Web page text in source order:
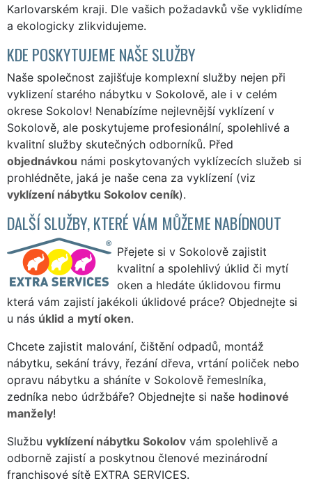
Karlovarském kraji. Dle vašich požadavků vše vyklidíme
a ekologicky zlikvidujeme.
KDE POSKYTUJEME NAŠE SLUŽBY
Naše společnost zajišťuje komplexní služby nejen při
vyklizení starého nábytku v Sokolově, ale i v celém
okrese Sokolov! Nenabízíme nejlevnější vyklízení v
Sokolově, ale poskytujeme profesionální, spolehlivé a
kvalitní služby skutečných odborníků. Před
objednávkou námi poskytovaných vyklízecích služeb si
prohlédněte, jaká je naše cena za vyklízení (viz
vyklízení nábytku Sokolov ceník).
DALŠÍ SLUŽBY, KTERÉ VÁM MŮŽEME NABÍDNOUT
Přejete si v Sokolově zajistit
kvalitní a spolehlivý úklid či mytí
oken a hledáte úklidovou firmu
která vám zajistí jakékoli úklidové práce? Objednejte si
u nás úklid a mytí oken.
Chcete zajistit malování, čištění odpadů, montáž
nábytku, sekání trávy, řezání dřeva, vrtání poliček nebo
opravu nábytku a sháníte v Sokolově řemeslníka,
zedníka nebo údržbáře? Objednejte si naše hodinové
manžely!
Službu vyklízení nábytku Sokolov vám spolehlivě a
odborně zajistí a poskytnou členové mezinárodní
franchisové sítě EXTRA SERVICES.